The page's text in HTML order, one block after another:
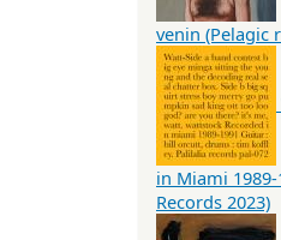
venin (Pelagic
in Miami
Records 2023)